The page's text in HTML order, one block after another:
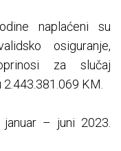
naplaćeni su
osiguranje,
za slučaj
KM.
– juni 2023.